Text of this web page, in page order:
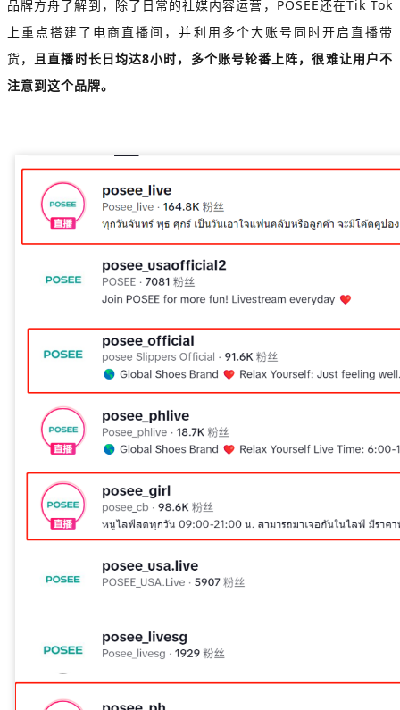
品牌方舟了解到，除了日常的社媒内容运营，POSEE还在Tik Tok
上重点搭建了电商直播间，并利用多个大账号同时开启直播带
货，且直播时长日均达8小时，多个账号轮番上阵，很难让用户不
注意到这个品牌。